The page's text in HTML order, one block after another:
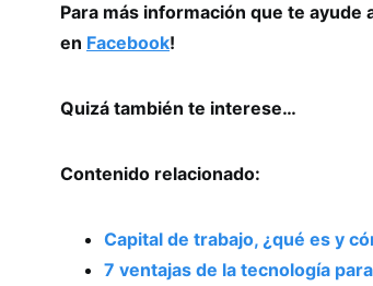
Para más información que te ayude
en Facebook!
Quizá también te interese…
Contenido relacionado:
Capital de trabajo, ¿qué es y
7 ventajas de la tecnología